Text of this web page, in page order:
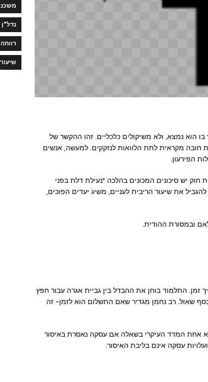
הוא נמצא, ולא משיקולים כלכליים. זהו ההקשר של
חובה מקראית לתת הלוואות לנזקקים. למעשה, אנשים
הפירעון.
יש סיכונים המכונים בהלכה "נעילת דלת בפני
רגולטורים להגביל את שיעור הריבית לעניים, משיג יעדים הפוכים,
זמן. התלמוד בוחן את ההבדל בין גביית אגרה עבור חפץ
שאול. רב נחמן מגדיר שאם התשלום הוא לזמן- זה
הזמן היא אחת המדד העיקרי בשאלה אם עסקה נאסרת באיסור
עסקה אינם בליבת האיסור.
נדל"ן
רווחה